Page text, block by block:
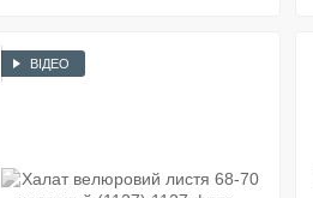
ВІДЕО